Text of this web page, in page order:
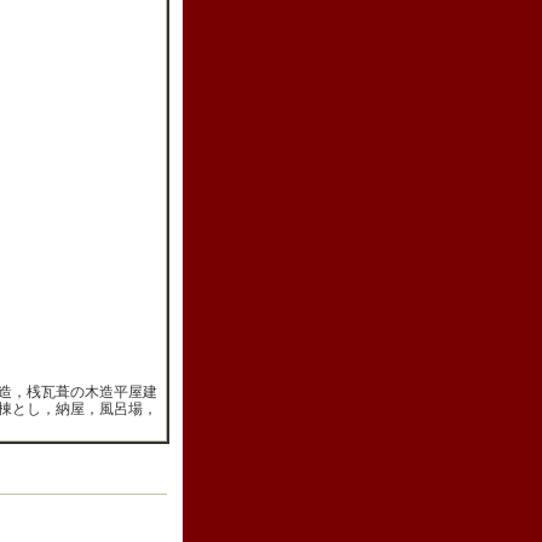
，桟瓦葺の木造平屋建
とし，納屋，風呂場，